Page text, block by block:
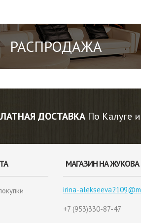
РАСПРОДАЖА
ДОСТАВКА По Калуге
МАГАЗИН НА ЖУКОВА
irina-
+7 (953)330-87-47